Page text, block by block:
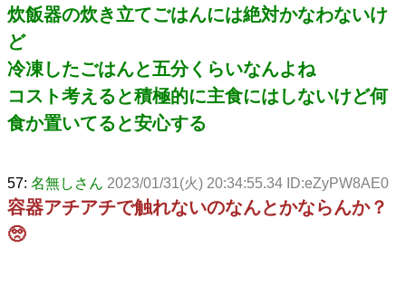
炊飯器の炊き立てごはんには絶対かなわないけ
ど
冷凍したごはんと五分くらいなんよね
コスト考えると積極的に主食にはしないけど何
食か置いてると安心する
57: 名無しさん 2023/01/31(火) 20:34:55.34 ID:eZyPW8AE0
容器アチアチで触れないのなんとかならんか？
🥺